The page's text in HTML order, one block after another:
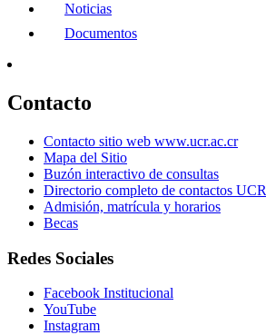
Noticias
Documentos
Contacto
Contacto sitio web www.ucr.ac.cr
Mapa del Sitio
Buzón interactivo de consultas
Directorio completo de contactos UCR
Admisión, matrícula y horarios
Becas
Redes Sociales
Facebook Institucional
YouTube
Instagram